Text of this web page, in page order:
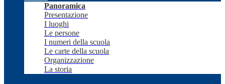
Panoramica
Presentazione
I luoghi
Le persone
I numeri della scuola
Le carte della scuola
Organizzazione
La storia